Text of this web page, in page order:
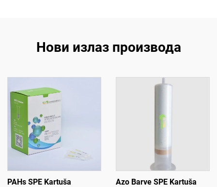
Нови излаз производа
PAHs SPE Kartuša Azo Barve SPE Kartuša